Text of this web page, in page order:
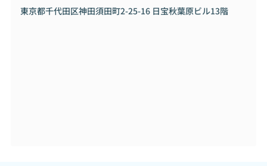
・Pardot
東京都千代田区神田須田町2-25-16 日宝秋葉原ビル13階